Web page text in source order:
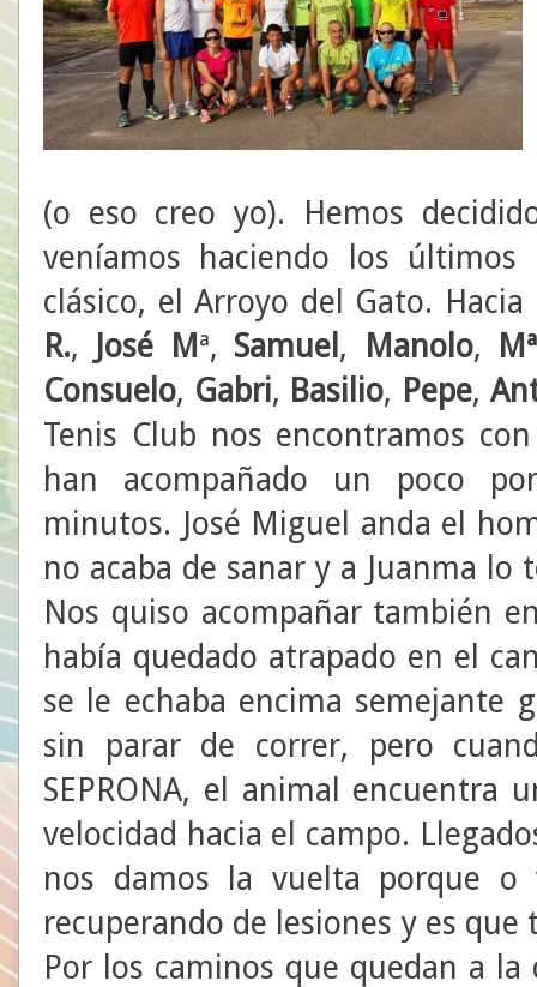
(o eso creo yo). Hemos
veníamos haciendo los
clásico, el Arroyo del Gato.
R., José Mª, Samuel , Manolo,
Mª
Consuelo, Gabri, Basilio, Pepe,
Tenis Club nos encontramos
han acompañado un poco
minutos. José Miguel anda el
no acaba de sanar y a Juanma
Nos quiso acompañar también
había quedado atrapado en el
se le echaba encima semejante
sin parar de correr, pero
SEPRONA, el animal encuentra
velocidad hacia el campo.
nos damos la vuelta porque o
recuperando de lesiones y es
Por los caminos que quedan a la